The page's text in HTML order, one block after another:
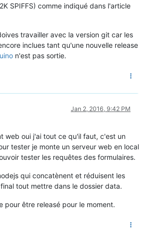
SPIFFS) comme indiqué dans l'article
travailler avec la version git car les
inclues tant qu'une nouvelle release
n'est pas sortie.
Jan 2, 2016, 9:42 PM
web oui j'ai tout ce qu'il faut, c'est un
tester je monte un serveur web en local
tester les requêtes des formulaires.
qui concatènent et réduisent les
tout mettre dans le dossier data.
pour être releasé pour le moment.